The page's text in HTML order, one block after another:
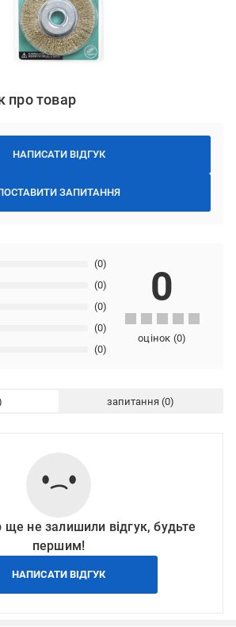
про товар
НАПИСАТИ ВІДГУК
ЗАПИТАННЯ
(0)
(0)
(0)
(0)
(0)
0
оцінок (0)
запитання
ще не залишили відгук, будьте
першим!
НАПИСАТИ ВІДГУК